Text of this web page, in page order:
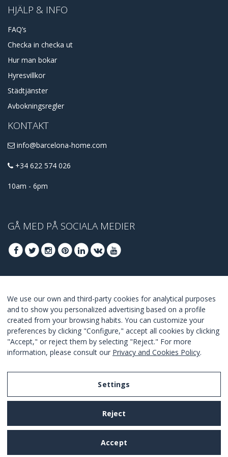
HJÄLP & INFO
FAQ’s
Checka in checka ut
Hur man bokar
Hyresvillkor
Städtjänster
Avbokningsregler
KONTAKT
info@barcelona-home.com
+34 622 574 026
10am - 6pm
GÅ MED PÅ SOCIALA MEDIER
ERBJUDANDENA
GÅ MED
I Agree with the terms and conditions
We use our own and third-party cookies for analytical purposes
and to show you personalized advertising based on a profile
created from your browsing habits. You can customize your
preferences by clicking "Configure," accept all cookies by clicking
"Accept," or reject them by selecting "Reject." For more
information, please consult our Privacy and Cookies Policy.
Settings
Reject
Accept
Legal Notice
Privacy and Cookies Policy
Terms and Conditions of Use
Settings